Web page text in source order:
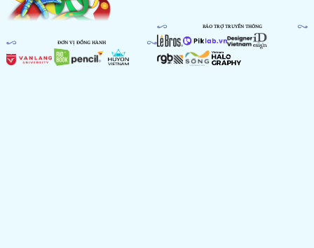
ĐƠN VỊ ĐỒNG HÀNH
BẢO TRỢ TRUYỀN THÔNG